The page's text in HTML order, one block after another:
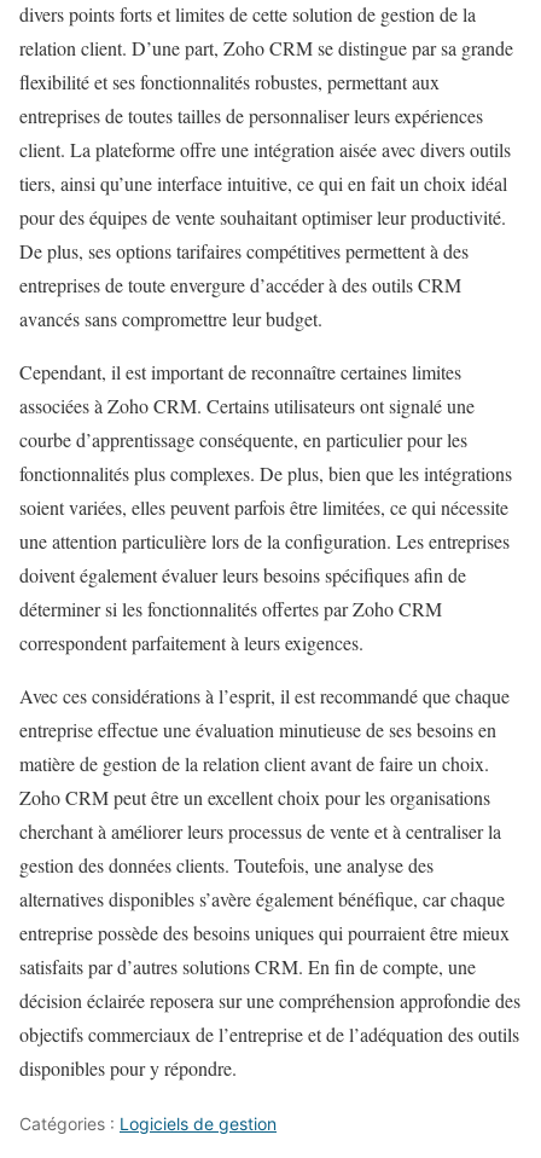
divers points forts et limites de cette solution de gestion de la
relation client. D’une part, Zoho CRM se distingue par sa grande
flexibilité et ses fonctionnalités robustes, permettant aux
entreprises de toutes tailles de personnaliser leurs expériences
client. La plateforme offre une intégration aisée avec divers outils
tiers, ainsi qu’une interface intuitive, ce qui en fait un choix idéal
pour des équipes de vente souhaitant optimiser leur productivité.
De plus, ses options tarifaires compétitives permettent à des
entreprises de toute envergure d’accéder à des outils CRM
avancés sans compromettre leur budget.
Cependant, il est important de reconnaître certaines limites
associées à Zoho CRM. Certains utilisateurs ont signalé une
courbe d’apprentissage conséquente, en particulier pour les
fonctionnalités plus complexes. De plus, bien que les intégrations
soient variées, elles peuvent parfois être limitées, ce qui nécessite
une attention particulière lors de la configuration. Les entreprises
doivent également évaluer leurs besoins spécifiques afin de
déterminer si les fonctionnalités offertes par Zoho CRM
correspondent parfaitement à leurs exigences.
Avec ces considérations à l’esprit, il est recommandé que chaque
entreprise effectue une évaluation minutieuse de ses besoins en
matière de gestion de la relation client avant de faire un choix.
Zoho CRM peut être un excellent choix pour les organisations
cherchant à améliorer leurs processus de vente et à centraliser la
gestion des données clients. Toutefois, une analyse des
alternatives disponibles s’avère également bénéfique, car chaque
entreprise possède des besoins uniques qui pourraient être mieux
satisfaits par d’autres solutions CRM. En fin de compte, une
décision éclairée reposera sur une compréhension approfondie des
objectifs commerciaux de l’entreprise et de l’adéquation des outils
disponibles pour y répondre.
Catégories : Logiciels de gestion